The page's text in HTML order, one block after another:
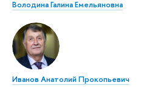
Володина Галина Емельяновна
Иванов Анатолий Прокопьевич